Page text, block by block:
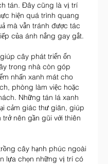
tán. Đây cũng là vị trí
hiện quá trình quang
mà vẫn tránh được tác
của ánh nắng gay gắt.
cây phát triển ổn
trong nhà còn góp
nhấn xanh mát cho
phòng làm việc hoặc
Những tán lá xanh
cảm giác thư giãn, giúp
nên gần gũi với thiên
cây hạnh phúc ngoài
lựa chọn những vị trí có